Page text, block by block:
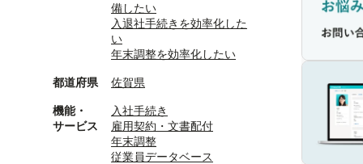
備したい
入退社手続きを効率化した
い
年末調整を効率化したい
都道府県 佐賀県
機能・
サービス
入社手続き
雇用契約・文書配付
年末調整
従業員データベース